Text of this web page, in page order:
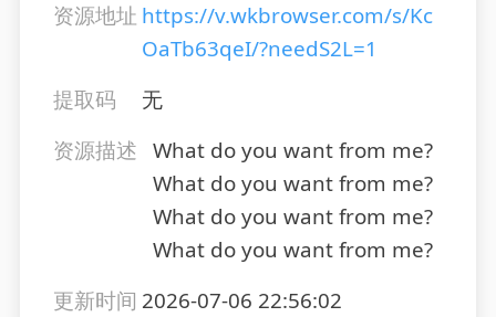
资源地址 https://v.wkbrowser.com/s/Kc
OaTb63qeI/?needS2L=1
提取码
无
资源描述 What do you want from me?
What do you want from me?
What do you want from me?
What do you want from me?
更新时间 2026-07-06 22:56:02